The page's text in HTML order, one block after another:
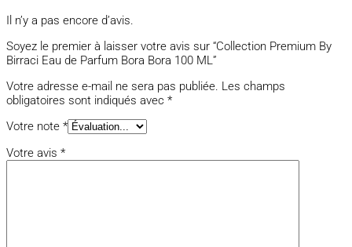
Il n’y a pas encore d’avis.
Soyez le premier à laisser votre avis sur “Collection Premium By
Birraci Eau de Parfum Bora Bora 100 ML”
Votre adresse e-mail ne sera pas publiée. Les champs
obligatoires sont indiqués avec *
Votre note *
Votre avis *